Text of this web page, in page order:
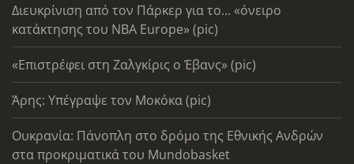
Διευκρίνιση από τον Πάρκερ για το... «όνειρο
κατάκτησης του ΝΒΑ Europe» (pic)
«Επιστρέφει στη Ζαλγκίρις ο Έβανς» (pic)
Άρης: Υπέγραψε τον Μοκόκα (pic)
Ουκρανία: Πάνοπλη στο δρόμο της Εθνικής Ανδρών
στα προκριματικά του Mundobasket